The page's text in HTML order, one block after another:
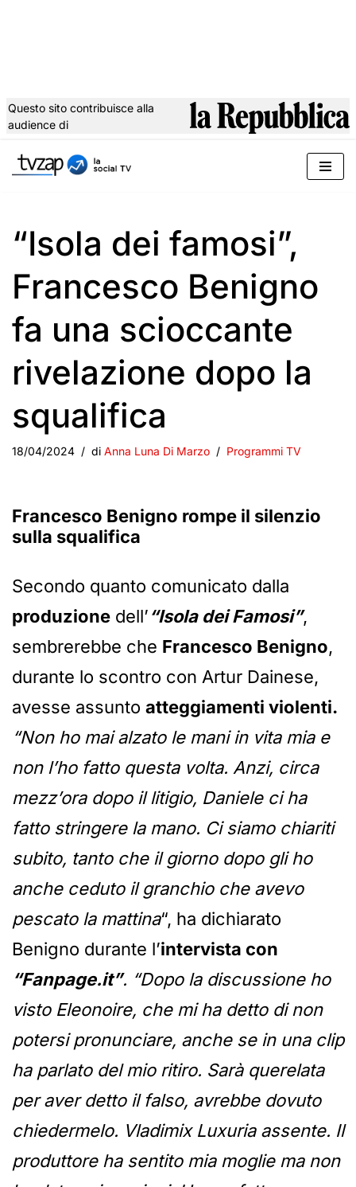
al
Questo sito contribuisce alla
audience di
“Isola dei famosi”,
Francesco Benigno
fa una scioccante
rivelazione dopo la
squalifica
18/04/2024 di Anna Luna Di Marzo Programmi TV
Francesco Benigno rompe il silenzio
sulla squalifica
Secondo quanto comunicato dalla
produzione dell’“Isola dei Famosi”,
sembrerebbe che Francesco Benigno,
durante lo scontro con Artur Dainese,
avesse assunto atteggiamenti violenti.
“Non ho mai alzato le mani in vita mia e
non l’ho fatto questa volta. Anzi, circa
mezz’ora dopo il litigio, Daniele ci ha
fatto stringere la mano. Ci siamo chiariti
subito, tanto che il giorno dopo gli ho
anche ceduto il granchio che avevo
pescato la mattina“, ha dichiarato
Benigno durante l’intervista con
“Fanpage.it”. “Dopo la discussione ho
visto Eleonoire, che mi ha detto di non
potersi pronunciare, anche se in una clip
ha parlato del mio ritiro. Sarà querelata
per aver detto il falso, avrebbe dovuto
chiedermelo. Vladimix Luxuria assente. Il
produttore ha sentito mia moglie ma non